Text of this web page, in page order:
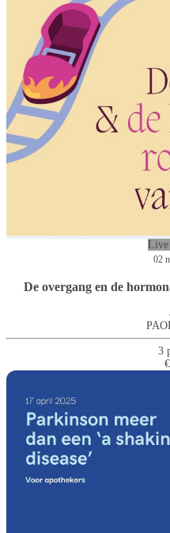
02
De overgang en de
3